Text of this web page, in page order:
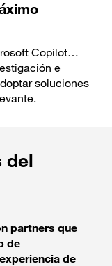
Copilot…
e
soluciones
del
partners que
de
de